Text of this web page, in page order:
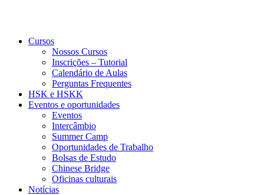
Cursos
Nossos Cursos
Inscrições – Tutorial
Calendário de Aulas
Perguntas Frequentes
HSK e HSKK
Eventos e oportunidades
Eventos
Intercâmbio
Summer Camp
Oportunidades de Trabalho
Bolsas de Estudo
Chinese Bridge
Oficinas culturais
Notícias